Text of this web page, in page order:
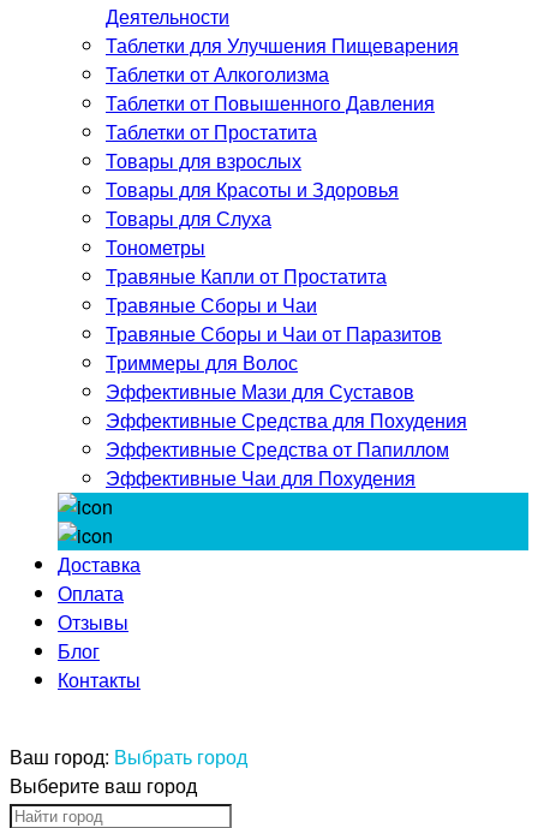
Деятельности
Таблетки для Улучшения Пищеварения
Таблетки от Алкоголизма
Таблетки от Повышенного Давления
Таблетки от Простатита
Товары для взрослых
Товары для Красоты и Здоровья
Товары для Слуха
Тонометры
Травяные Капли от Простатита
Травяные Сборы и Чаи
Травяные Сборы и Чаи от Паразитов
Триммеры для Волос
Эффективные Мази для Суставов
Эффективные Средства для Похудения
Эффективные Средства от Папиллом
Эффективные Чаи для Похудения
Доставка
Оплата
Отзывы
Блог
Контакты
Ваш город: Выбрать город
Выберите ваш город